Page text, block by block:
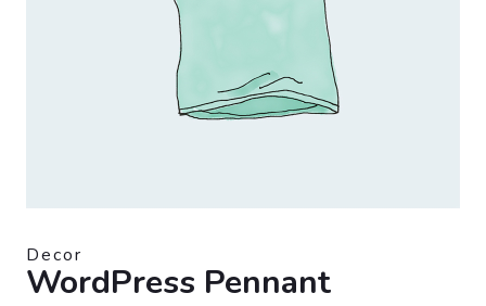
Decor
WordPress Pennant